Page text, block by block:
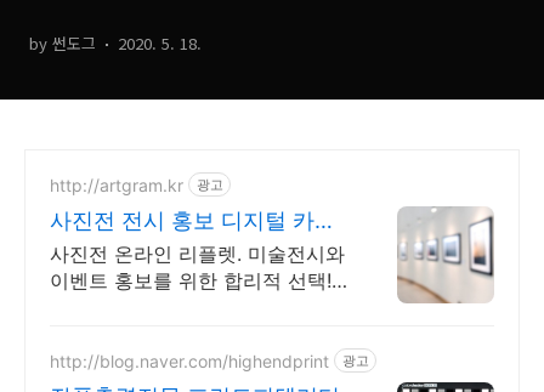
by 썬도그 2020. 5. 18.
http://artgram.kr 광고
사진전 전시 홍보 디지털 카탈
로그
사진전 온라인 리플렛. 미술전시와
이벤트 홍보를 위한 합리적 선택!
객과 만나세요.
http://blog.naver.com/highendprint 광고